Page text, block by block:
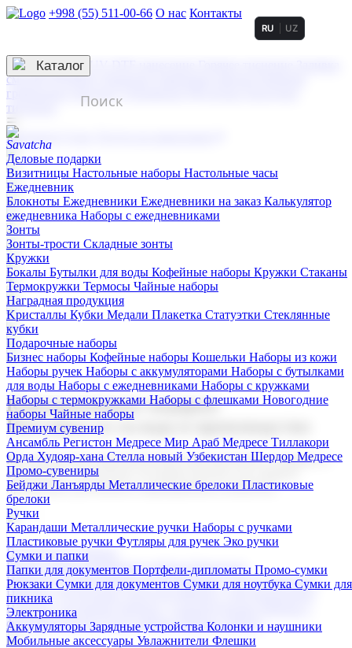
+998 (55) 511-00-66 О нас Контакты
3D гравировка
смолой (Doming)
гравировка твердая
тиснение
RU UZ
☰
Контакты
Каталог
Деловые подарки
Визитницы Настольные наборы Настольные часы
Ежедневник
Блокноты Ежедневники Ежедневники на заказ Калькулятор
ежедневника Наборы с ежедневниками
Зонты
Зонты-трости Складные зонты
Кружки
Бокалы Бутылки для воды Кофейные наборы Кружки Стаканы
Термокружки Термосы Чайные наборы
Наградная продукция
Kристаллы Кубки Медали Плакетка Статуэтки Стеклянные
кубки
Подарочные наборы
Бизнес наборы Кофейные наборы Кошельки Наборы из кожи
Наборы ручек Наборы с аккумуляторами Наборы с бутылками
для воды Наборы с ежедневниками Наборы с кружками
Наборы с термокружками Наборы с флешками Новогодние
наборы Чайные наборы
Премиум сувенир
Ансамбль Регистон Медресе Мир Араб Медресе Тиллакори
Орда Худояр-хана Стелла новый Узбекистан Шердор Медресе
Промо-сувениры
Бейджи Ланъярды Металлические брелоки Пластиковые
брелоки
Ручки
Карандаши Металлические ручки Наборы с ручками
Пластиковые ручки Футляры для ручек Эко ручки
Сумки и папки
Папки для документов Портфели-дипломаты Промо-сумки
Рюкзаки Сумки для документов Сумки для ноутбука Сумки для
пикника
Электроника
Аккумуляторы Зарядные устройства Колонки и наушники
Мобильные аксессуары Увлажнители Флешки
Корпоративные подарки
Поставка со склада и производство
Мы предлагаем широкий выбор корпоративных подарков и
сувениров с логотипом. В нашем каталоге вы найдете
продукцию для бизнеса, мероприятия и клиентов.
Подарочные наборы
Бизнес наборыКофейные наборы Кошельки
Наборы из кожиНаборы ручекНаборы с аккумуляторами
Наборы с бутылками для воды
Наборы с ежедневниками
Наборы с кружками
флешкамиНовогодние наборыЧайные наборы